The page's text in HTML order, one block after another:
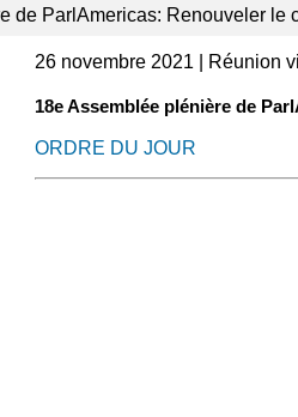
de ParlAmericas: Renouveler le
26 novembre 2021 | Réunion
18e Assemblée plénière de
ORDRE DU JOUR